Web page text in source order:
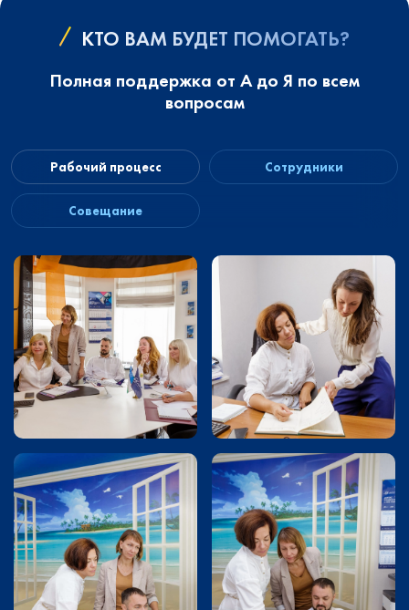
КТО ВАМ БУДЕТ ПОМОГАТЬ?
Полная поддержка от А до Я по всем
вопросам
Рабочий процесс Сотрудники
Совещание